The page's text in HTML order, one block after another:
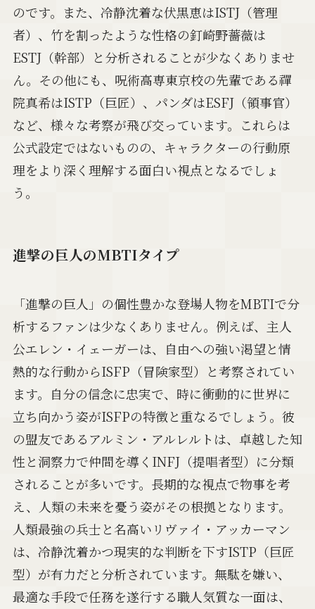
のです。また、冷静沈着な伏黒恵はISTJ（管理
者）、竹を割ったような性格の釘崎野薔薇は
ESTJ（幹部）と分析されることが少なくありませ
ん。その他にも、呪術高専東京校の先輩である禪
院真希はISTP（巨匠）、パンダはESFJ（領事官）
など、様々な考察が飛び交っています。これらは
公式設定ではないものの、キャラクターの行動原
理をより深く理解する面白い視点となるでしょ
う。
進撃の巨人のMBTIタイプ
「進撃の巨人」の個性豊かな登場人物をMBTIで分
析するファンは少なくありません。例えば、主人
公エレン・イェーガーは、自由への強い渇望と情
熱的な行動からISFP（冒険家型）と考察されてい
ます。自分の信念に忠実で、時に衝動的に世界に
立ち向かう姿がISFPの特徴と重なるでしょう。彼
の盟友であるアルミン・アルレルトは、卓越した知
性と洞察力で仲間を導くINFJ（提唱者型）に分類
されることが多いです。長期的な視点で物事を考
え、人類の未来を憂う姿がその根拠となります。
人類最強の兵士と名高いリヴァイ・アッカーマン
は、冷静沈着かつ現実的な判断を下すISTP（巨匠
型）が有力だと分析されています。無駄を嫌い、
最適な手段で任務を遂行する職人気質な一面は、